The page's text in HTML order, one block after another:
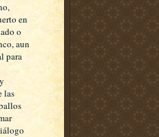
en
o
aun
para
las